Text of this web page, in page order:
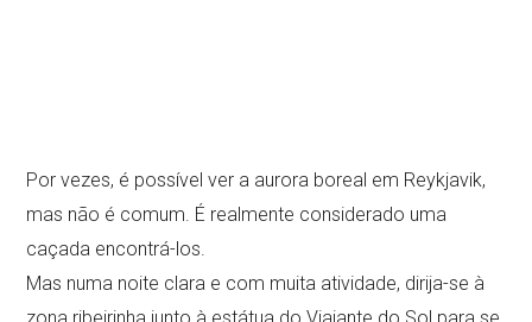
Por vezes, é possível ver a aurora boreal em Reykjavik,
mas não é comum. É realmente considerado uma
caçada encontrá-los.
Mas numa noite clara e com muita atividade, dirija-se à